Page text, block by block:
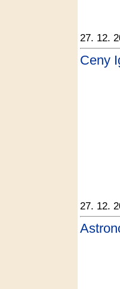
27. 12.
Ceny
27. 12.